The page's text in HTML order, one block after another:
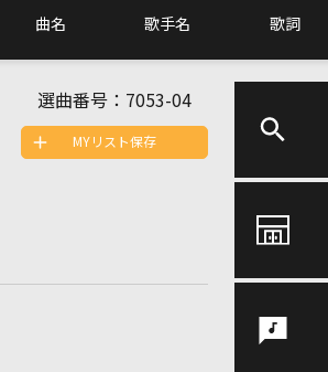
曲名 歌手名 歌詞
選曲番号： 7053-04
MYリスト保存